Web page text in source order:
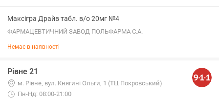
Максігра Драйв табл. в/о 20мг №4
ФАРМАЦЕВТИЧНИЙ ЗАВОД ПОЛЬФАРМА С.А.
Немає в наявності
Рівне 21
м. Рівне, вул. Княгині Ольги, 1 (ТЦ Покровський)
Пн-Нд: 08:00-21:00